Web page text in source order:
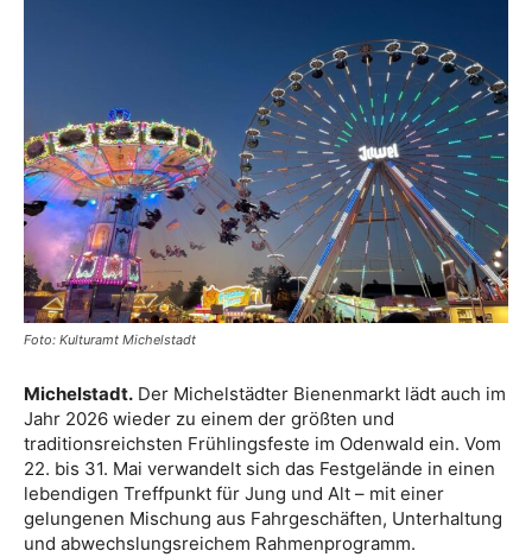
Foto: Kulturamt Michelstadt
Michelstadt. Der Michelstädter Bienenmarkt lädt auch im
Jahr 2026 wieder zu einem der größten und
traditionsreichsten Frühlingsfeste im Odenwald ein. Vom
22. bis 31. Mai verwandelt sich das Festgelände in einen
lebendigen Treffpunkt für Jung und Alt – mit einer
gelungenen Mischung aus Fahrgeschäften, Unterhaltung
und abwechslungsreichem Rahmenprogramm.